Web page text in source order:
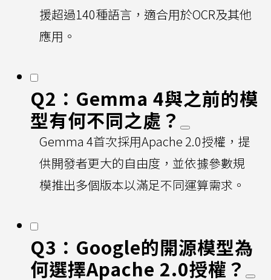
援超過140種語言，適合用於OCR及其他
應用。
Q2：Gemma 4與之前的模
型有何不同之處？
Gemma 4首次採用Apache 2.0授權，提
供開發者更大的自由度，並依據參數規
模推出多個版本以滿足不同運算需求。
Q3：Google的開源模型為
何選擇Apache 2.0授權？